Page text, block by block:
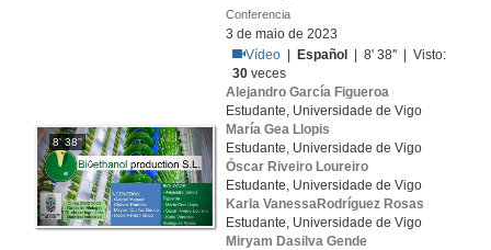
8' 38''
Conferencia
3 de maio de 2023
Vídeo
Español
| 8' 38'' | Visto:
30 veces
Alejandro García Figueroa
Estudante, Universidade de Vigo
María Gea Llopis
Estudante, Universidade de Vigo
Óscar Riveiro Loureiro
Estudante, Universidade de Vigo
Karla VanessaRodríguez Rosas
Estudante, Universidade de Vigo
Miryam Dasilva Gende